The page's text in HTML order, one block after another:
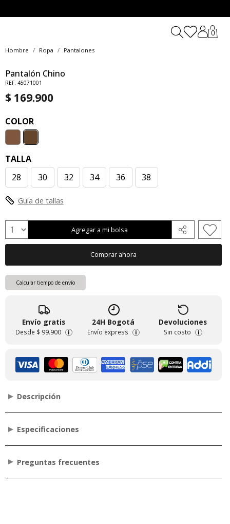
0
Hombre Ropa Pantalones
Pantalón Chino
REF. 45071001
$ 169.900
COLOR
TALLA
28
30 32 34 36 38
Guia de tallas
Agregar a mi bolsa
Comprar ahora
Calcular tiempo de envío
Envío gratis
Desde $ 99.900 i
24H Bogotá
Envío express i
Devoluciones
Sin costo i
Descripción
Especificaciones
Preguntas frecuentes